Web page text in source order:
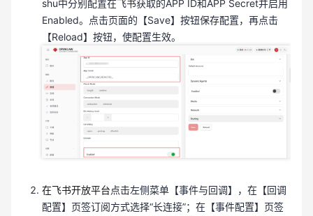
shu中分别配置在飞书获取的APP ID和APP Secret并启用
Enabled。点击页面的【Save】按钮保存配置，再点击
【Reload】按钮，使配置生效。
在飞书开放平台点击左侧菜单【事件与回调】，在【回调
配置】页签订阅方式选择“长连接”；在【事件配置】页签